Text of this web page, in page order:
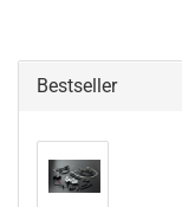
Bestseller